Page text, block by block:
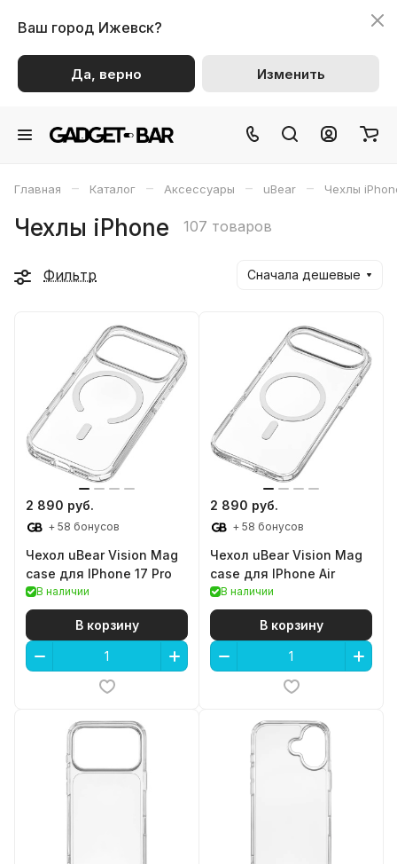
Ваш город Ижевск?
Да, верно Изменить
Главная – Каталог – Аксессуары – uBear – Чехлы
Чехлы iPhone 107 товаров
Фильтр Сначала дешевые
2 890 руб.
+ 58 бонусов
Чехол uBear Vision Mag
case для IPhone 17 Pro
В наличии
В корзину
2 890 руб.
+ 58 бонусов
Чехол uBear Vision Mag
case для IPhone Air
В наличии
В корзину